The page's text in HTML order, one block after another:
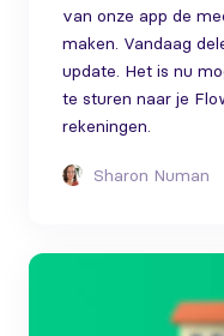
van onze app de
maken. Vandaag
update. Het is nu
te sturen naar je
rekeningen.
Sharon Numan